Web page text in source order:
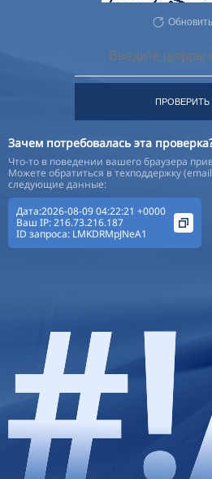
Обновить
ПРОВЕРИТЬ
Зачем потребовалась эта
Что-то в поведении вашего браузера
Можете обратиться в техподдержку
следующие данные:
Дата:2026-08-09 04:22:21 +0000
Ваш IP:216.73.216.187
ID запроса: LMKDRMpJNeA1